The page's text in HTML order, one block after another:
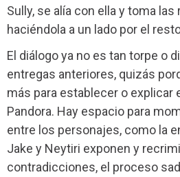
Sully, se alía con ella y toma
haciéndola a un lado por el
El diálogo ya no es tan torpe o
entregas anteriores, quizás
más para establecer o explicar
Pandora. Hay espacio para
entre los personajes, como la
Jake y Neytiri exponen y
contradicciones, el proceso